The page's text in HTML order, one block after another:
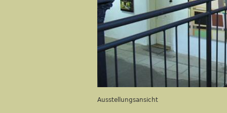
Ausstellungsansicht